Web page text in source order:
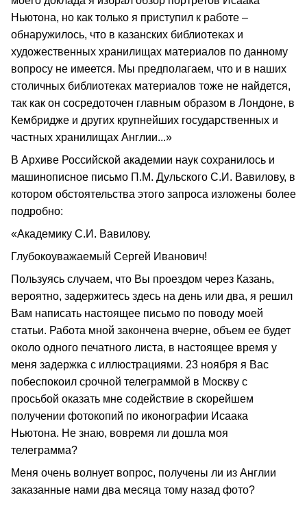
Ньютона, но как только я приступил к работе –
обнаружилось, что в казанских библиотеках и
художественных хранилищах материалов по данному
вопросу не имеется. Мы предполагаем, что и в наших
столичных библиотеках материалов тоже не найдется,
так как он сосредоточен главным образом в Лондоне, в
Кембридже и других крупнейших государственных и
частных хранилищах Англии...»
В Архиве Российской академии наук сохранилось и
машинописное письмо П.М. Дульского С.И. Вавилову, в
котором обстоятельства этого запроса изложены более
подробно:
«Академику С.И. Вавилову.
Глубокоуважаемый Сергей Иванович!
Пользуясь случаем, что Вы проездом через Казань,
вероятно, задержитесь здесь на день или два, я решил
Вам написать настоящее письмо по поводу моей
статьи. Работа мной закончена вчерне, объем ее будет
около одного печатного листа, в настоящее время у
меня задержка с иллюстрациями. 23 ноября я Вас
побеспокоил срочной телеграммой в Москву с
просьбой оказать мне содействие в скорейшем
получении фотокопий по иконографии Исаака
Ньютона. Не знаю, вовремя ли дошла моя
телеграмма?
Меня очень волнует вопрос, получены ли из Англии
заказанные нами два месяца тому назад фото?